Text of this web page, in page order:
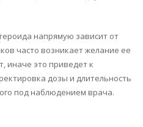
напрямую зависит от
часто возникает желание ее
иначе это приведет к
дозы и длительность
под наблюдением врача.